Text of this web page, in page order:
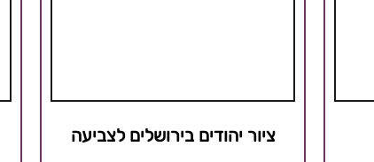
ציור יהודים בירושלים לצביעה